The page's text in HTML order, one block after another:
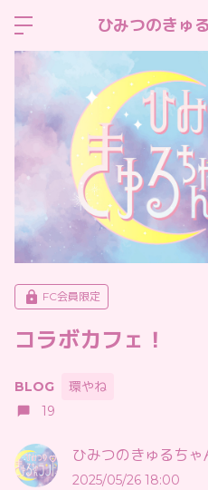
ひみつのきゅ
FC会員限定
コラボカフェ！
BLOG
環やね
19
ひみつのきゅるちゃ
2025/05/26 18:00